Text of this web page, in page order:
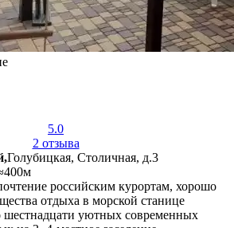
5.0
2 отзыва
Голубицкая, Столичная, д.3
российским курортам, хорошо
отдыха в морской станице
уютных современных